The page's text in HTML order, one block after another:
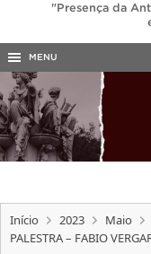
EDITAIS
INTERNACIONAL
OUVIDORIA
PORTARIAS
TELEFONES
"Presença da
MENU
Início 2023 Maio
PALESTRA – FABIO